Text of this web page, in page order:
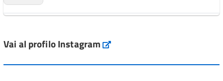
Vai al post →
Vai al profilo Instagram Instagram